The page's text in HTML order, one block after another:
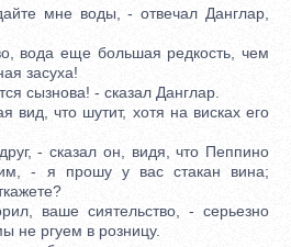
мне воды, - отвечал Данглар,
вода еще большая редкость, чем
засуха!
сызнова! - сказал Данглар.
что шутит, хотя на висках его
- сказал он, видя, что Пеппино
- я прошу у вас стакан вина;
ваше сиятельство, - серьезно
не ргуем в розницу.